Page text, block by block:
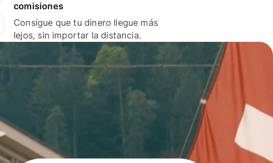
comisiones
Consigue que tu dinero llegue más
lejos, sin importar la distancia.